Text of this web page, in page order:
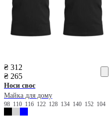
₴ 312
₴ 265
Носи своє
Майка для дому
98 110 116 122 128 134 140 152 104